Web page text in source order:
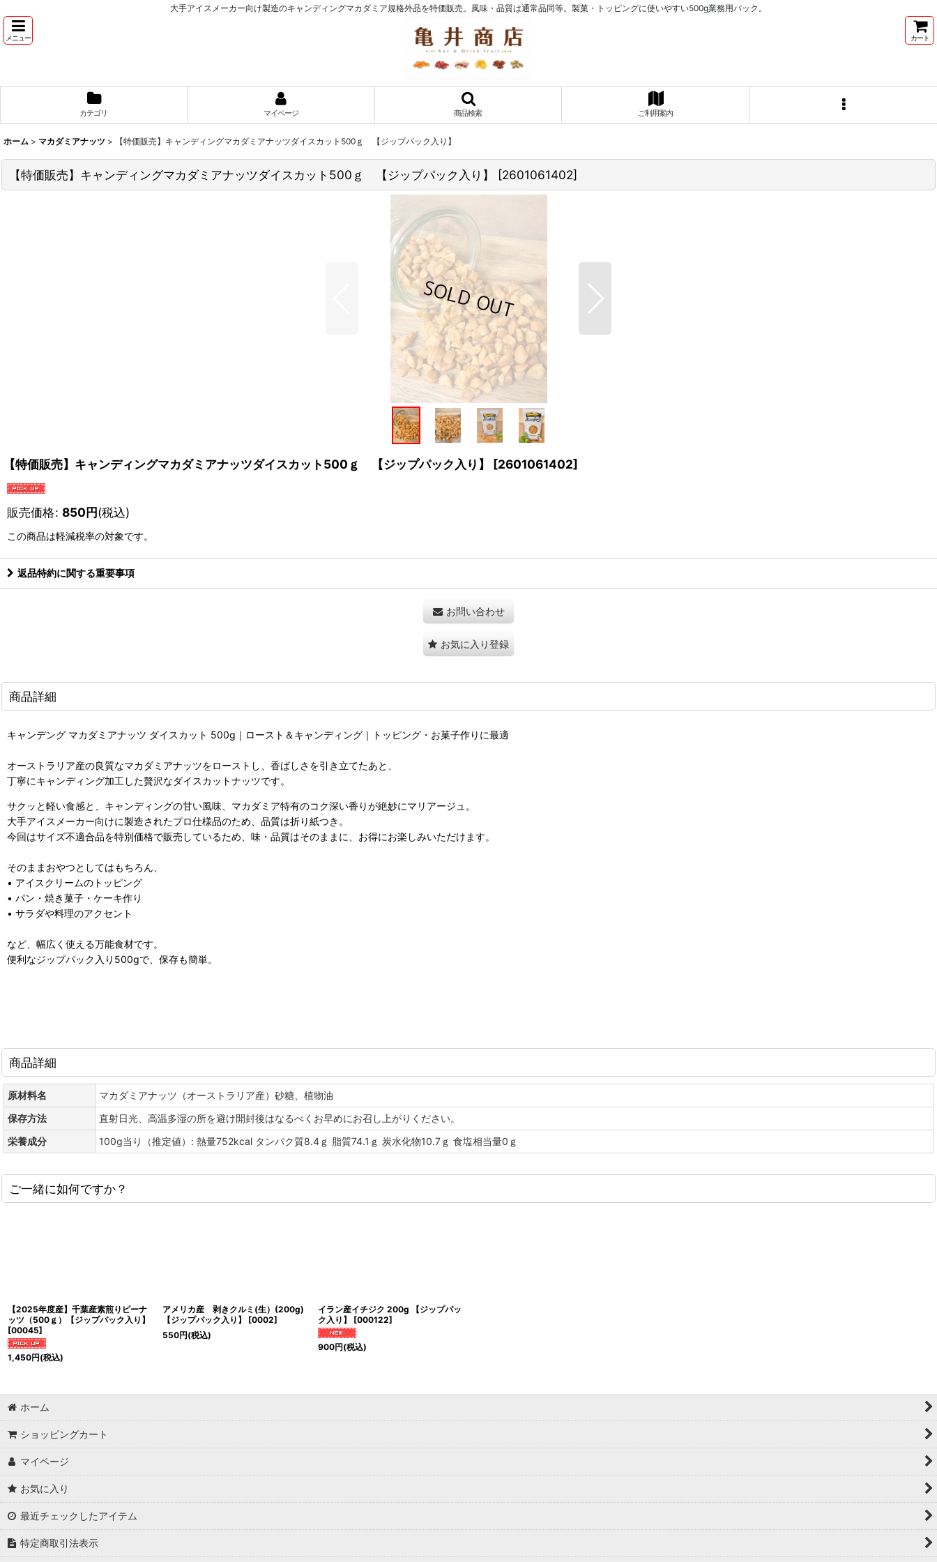
大手アイスメーカー向け製造のキャンディングマカダミア規格外品を特価販売。風味・品質は通常品同等。製菓・トッピングに使いやすい500g業務用パック。
メニュー カート
カテゴリ マイページ 商品検索 ご利用案内
ホーム > マカダミアナッツ > 【特価販売】キャンディングマカダミアナッツダイスカット500ｇ 【ジップパック入り】
【特価販売】キャンディングマカダミアナッツダイスカット500ｇ 【ジップパック入り】 [2601061402]
【特価販売】キャンディングマカダミアナッツダイスカット500ｇ 【ジップパック入り】 [2601061402]
販売価格: 850円(税込)
この商品は軽減税率の対象です。
返品特約に関する重要事項
お問い合わせ
お気に入り登録
商品詳細
キャンデング マカダミアナッツ ダイスカット 500g｜ロースト＆キャンディング｜トッピング・お菓子作りに最適
オーストラリア産の良質なマカダミアナッツをローストし、香ばしさを引き立てたあと、
丁寧にキャンディング加工した贅沢なダイスカットナッツです。
サクッと軽い食感と、キャンディングの甘い風味、マカダミア特有のコク深い香りが絶妙にマリアージュ。
大手アイスメーカー向けに製造されたプロ仕様品のため、品質は折り紙つき。
今回はサイズ不適合品を特別価格で販売しているため、味・品質はそのままに、お得にお楽しみいただけます。
そのままおやつとしてはもちろん、
• アイスクリームのトッピング
• パン・焼き菓子・ケーキ作り
• サラダや料理のアクセント
など、幅広く使える万能食材です。
便利なジップパック入り500gで、保存も簡単。
商品詳細
原材料名
マカダミアナッツ（オーストラリア産）砂糖、植物油
保存方法
直射日光、高温多湿の所を避け開封後はなるべくお早めにお召し上がりください。
栄養成分
100g当り（推定値）: 熱量752kcal タンパク質8.4ｇ 脂質74.1ｇ 炭水化物10.7ｇ 食塩相当量0ｇ
ご一緒に如何ですか？
【2025年度産】千葉産素煎りピーナ
ッツ（500ｇ）【ジップパック入り】
[00045]
1,450円(税込)
アメリカ産 剥きクルミ(生）(200g)
【ジップパック入り】
[0002]
550円(税込)
イラン産イチジク 200g 【ジップパッ
ク入り】
[000122]
900円(税込)
ホーム
ショッピングカート
マイページ
お気に入り
最近チェックしたアイテム
特定商取引法表示